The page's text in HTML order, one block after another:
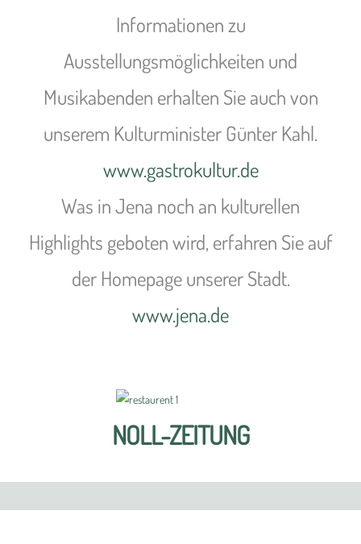
Informationen zu
Ausstellungsmöglichkeiten und
Musikabenden erhalten Sie auch von
unserem Kulturminister Günter Kahl.
www.gastrokultur.de
Was in Jena noch an kulturellen
Highlights geboten wird, erfahren Sie auf
der Homepage unserer Stadt.
www.jena.de
NOLL-ZEITUNG